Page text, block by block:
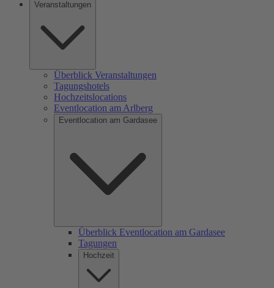
Veranstaltungen
Überblick Veranstaltungen
Tagungshotels
Hochzeitslocations
Eventlocation am Arlberg
Eventlocation am Gardasee
Überblick Eventlocation am Gardasee
Tagungen
Hochzeit